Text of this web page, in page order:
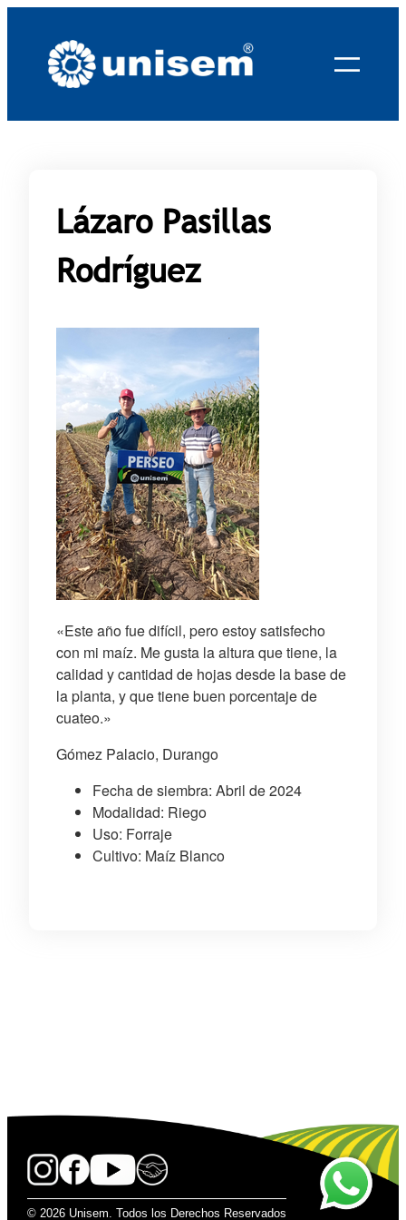
contenido
Lázaro Pasillas
Rodríguez
«Este año fue difícil, pero estoy satisfecho
con mi maíz. Me gusta la altura que tiene, la
calidad y cantidad de hojas desde la base de
la planta, y que tiene buen porcentaje de
cuateo.»
Gómez Palacio, Durango
Fecha de siembra: Abril de 2024
Modalidad: Riego
Uso: Forraje
Cultivo: Maíz Blanco
© 2026 Unisem. Todos los Derechos Reservados